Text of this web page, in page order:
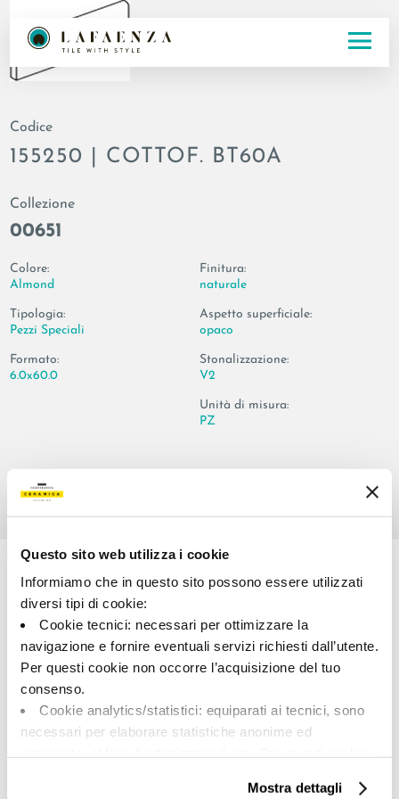
Questo sito web utilizza i cookie
Informiamo che in questo sito possono essere utilizzati
diversi tipi di cookie:
Cookie tecnici: necessari per ottimizzare la
navigazione e fornire eventuali servizi richiesti dall’utente.
Per questi cookie non occorre l’acquisizione del tuo
consenso.
Cookie analytics/statistici: equiparati ai tecnici, sono
necessari per elaborare statistiche anonime ed
Cookie di profilazione/marketing: sono utilizzati, solo
Mostra dettagli
Codice
155250 | COTTOF. BT60A
Collezione
00651
Colore:
Almond
Tipologia:
Pezzi Speciali
Formato:
6.0x60.0
Finitura:
naturale
Aspetto superficiale:
opaco
Stonalizzazione:
V2
Unità di misura:
PZ
Tel: +39 0542 601601